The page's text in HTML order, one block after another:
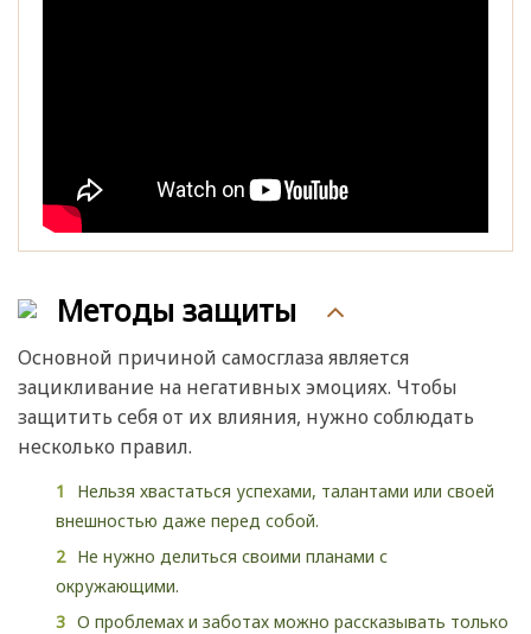
Методы защиты
Основной причиной самосглаза является
зацикливание на негативных эмоциях. Чтобы
защитить себя от их влияния, нужно соблюдать
несколько правил.
Нельзя хвастаться успехами, талантами или своей
внешностью даже перед собой.
Не нужно делиться своими планами с
окружающими.
О проблемах и заботах можно рассказывать только